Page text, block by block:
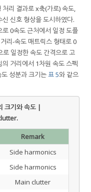
리 결과로 x축(가로) 속도,
신호 형상을 도시하였다.
0속도 근처에서 일정 도플
리-속도 매트릭스 형태로 0
일정한 속도 간격으로 고
거리에서 1차원 속도 스펙
성분과 크기는표 5와 같으
크기와 속도 |
Remark
Side harmonics
Side harmonics
Main clutter